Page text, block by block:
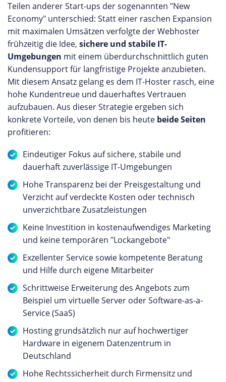
Teilen anderer Start-ups der sogenannten "New
Economy" unterschied: Statt einer raschen Expansion
mit maximalen Umsätzen verfolgte der Webhoster
frühzeitig die Idee, sichere und stabile IT-
Umgebungen mit einem überdurchschnittlich guten
Kundensupport für langfristige Projekte anzubieten.
Mit diesem Ansatz gelang es dem IT-Hoster rasch, eine
hohe Kundentreue und dauerhaftes Vertrauen
aufzubauen. Aus dieser Strategie ergeben sich
konkrete Vorteile, von denen bis heute beide Seiten
profitieren:
Eindeutiger Fokus auf sichere, stabile und
dauerhaft zuverlässige IT-Umgebungen
Hohe Transparenz bei der Preisgestaltung und
Verzicht auf verdeckte Kosten oder technisch
unverzichtbare Zusatzleistungen
Keine Investition in kostenaufwendiges Marketing
und keine temporären "Lockangebote"
Exzellenter Service sowie kompetente Beratung
und Hilfe durch eigene Mitarbeiter
Schrittweise Erweiterung des Angebots zum
Beispiel um virtuelle Server oder Software-as-a-
Service (SaaS)
Hosting grundsätzlich nur auf hochwertiger
Hardware in eigenem Datenzentrum in
Deutschland
Hohe Rechtssicherheit durch Firmensitz und